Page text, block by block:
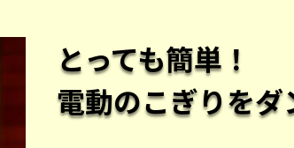
とっても簡単！
電動のこぎりをダ